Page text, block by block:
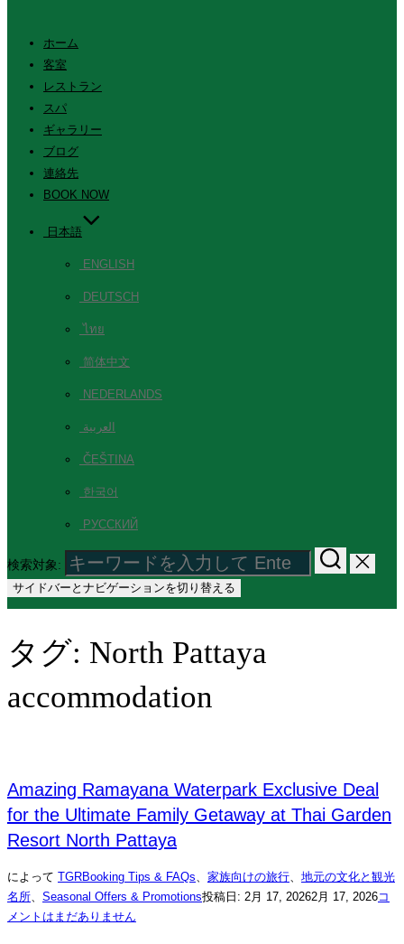
ホーム
客室
レストラン
スパ
ギャラリー
ブログ
連絡先
BOOK NOW
日本語
ENGLISH
DEUTSCH
ไทย
简体中文
NEDERLANDS
العربية
ČEŠTINA
한국어
РУССКИЙ
検索対象:
サイドバーとナビゲーションを切り替える
タグ: North Pattaya
accommodation
Amazing Ramayana Waterpark Exclusive Deal
for the Ultimate Family Getaway at Thai Garden
Resort North Pattaya
によって TGRBooking Tips & FAQs、 家族向けの旅行、 地元の文化と観光
名所、 Seasonal Offers & Promotions投稿日: 2月 17, 20262月 17, 2026コ
メントはまだありません